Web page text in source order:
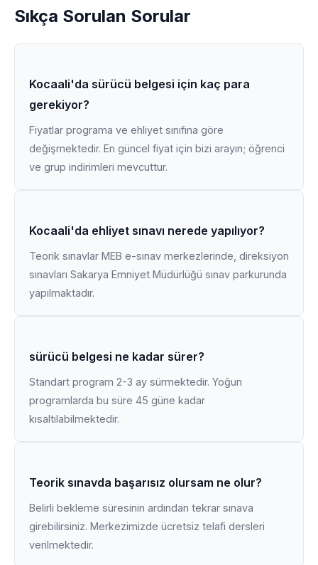
Sıkça Sorulan Sorular
Kocaali'da sürücü belgesi için kaç para
gerekiyor?
Fiyatlar programa ve ehliyet sınıfına göre
değişmektedir. En güncel fiyat için bizi arayın; öğrenci
ve grup indirimleri mevcuttur.
Kocaali'da ehliyet sınavı nerede yapılıyor?
Teorik sınavlar MEB e-sınav merkezlerinde, direksiyon
sınavları Sakarya Emniyet Müdürlüğü sınav parkurunda
yapılmaktadır.
sürücü belgesi ne kadar sürer?
Standart program 2-3 ay sürmektedir. Yoğun
programlarda bu süre 45 güne kadar
kısaltılabilmektedir.
Teorik sınavda başarısız olursam ne olur?
Belirli bekleme süresinin ardından tekrar sınava
girebilirsiniz. Merkezimizde ücretsiz telafi dersleri
verilmektedir.